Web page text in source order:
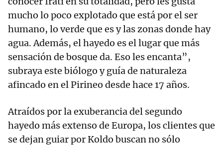
mucho lo poco explotado que está por el ser
humano, lo verde que es y las zonas donde hay
agua. Además, el hayedo es el lugar que más
sensación de bosque da. Eso les encanta”,
subraya este biólogo y guía de naturaleza
afincado en el Pirineo desde hace 17 años.
Atraídos por la exuberancia del segundo
hayedo más extenso de Europa, los clientes que
se dejan guiar por Koldo buscan no sólo